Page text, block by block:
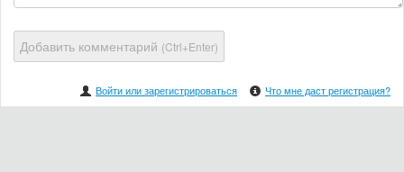
Добавить комментарий (Ctrl+Enter)
Войти или зарегистрироваться Что мне даст регистрация?